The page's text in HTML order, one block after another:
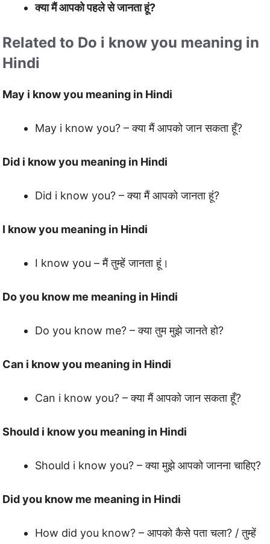
क्या मैं आपको पहले से जानता हूं?
Related to Do i know you meaning in
Hindi
May i know you meaning in Hindi
May i know you? – क्या मैं आपको जान सकता हूँ?
Did i know you meaning in Hindi
Did i know you? – क्या मैं आपको जानता हूं?
I know you meaning in Hindi
I know you – मैं तुम्हें जानता हूं।
Do you know me meaning in Hindi
Do you know me? – क्या तुम मुझे जानते हो?
Can i know you meaning in Hindi
Can i know you? – क्या मैं आपको जान सकता हूँ?
Should i know you meaning in Hindi
Should i know you? – क्या मुझे आपको जानना चाहिए?
Did you know me meaning in Hindi
How did you know? – आपको कैसे पता चला? / तुम्हें